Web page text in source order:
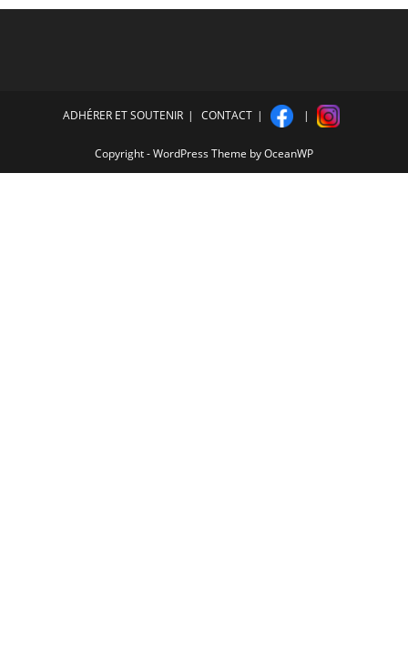
ADHÉRER ET SOUTENIR CONTACT
Copyright - WordPress Theme by OceanWP